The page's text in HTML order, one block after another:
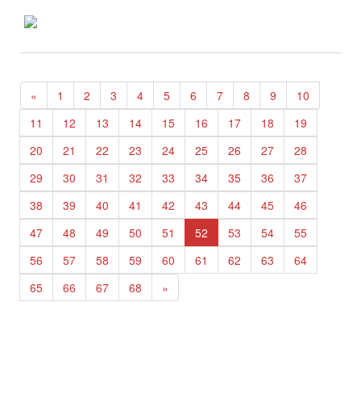
« 1 2 3 4 5 6 7 8 9
10
11
12 13 14 15 16 17 18
19
20
21 22 23 24 25 26 27
28
29
30 31 32 33 34 35 36
37
38
39 40 41 42 43 44 45
46
47
48 49 50 51 52 53 54
55
56
57 58 59 60 61 62 63
64
65
66 67 68 »